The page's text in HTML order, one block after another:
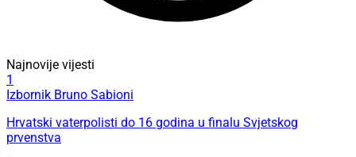
Najnovije vijesti
1
Izbornik Bruno Sabioni
Hrvatski vaterpolisti do 16 godina u finalu Svjetskog
prvenstva